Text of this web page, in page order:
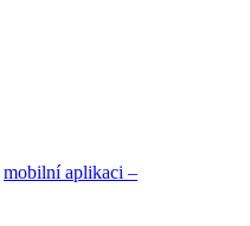
mobilní aplikaci –